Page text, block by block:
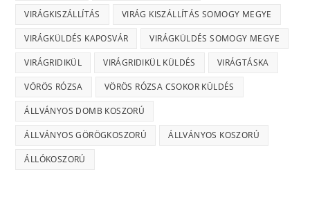
VIRÁGKISZÁLLÍTÁS VIRÁG KISZÁLLÍTÁS SOMOGY MEGYE
VIRÁGKÜLDÉS KAPOSVÁR VIRÁGKÜLDÉS SOMOGY MEGYE
VIRÁGRIDIKÜL VIRÁGRIDIKÜL KÜLDÉS VIRÁGTÁSKA
VÖRÖS RÓZSA VÖRÖS RÓZSA CSOKOR KÜLDÉS
ÁLLVÁNYOS DOMB KOSZORÚ
ÁLLVÁNYOS GÖRÖGKOSZORÚ ÁLLVÁNYOS KOSZORÚ
ÁLLÓKOSZORÚ